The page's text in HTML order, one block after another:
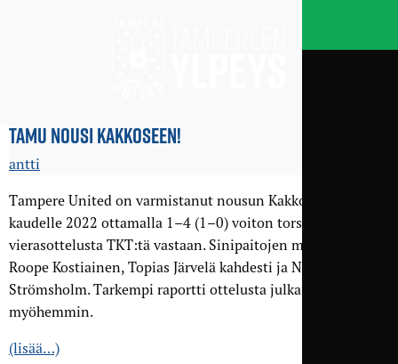
TAMU NOUSI KAKKOSEEN!
antti
Tampere United on varmistanut nousun Kakkoseen
kaudelle 2022 ottamalla 1–4 (1–0) voiton torstai-illan
vierasottelusta TKT:tä vastaan. Sinipaitojen maalit tekivät
Roope Kostiainen, Topias Järvelä kahdesti ja Nils
Strömsholm. Tarkempi raportti ottelusta julkaistaan
myöhemmin.
(lisää…)